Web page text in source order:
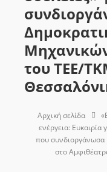
του ΤΕΕ/
Αρχική σελίδα
ενέργεια: Ευκαιρία
που συνδιοργάνωσα
στο